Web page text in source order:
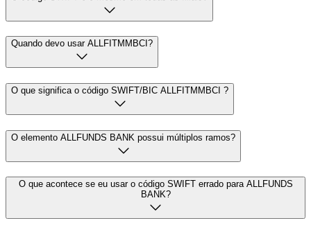
Quando devo usar ALLFITMMBCI?
O que significa o código SWIFT/BIC ALLFITMMBCI ?
O elemento ALLFUNDS BANK possui múltiplos ramos?
O que acontece se eu usar o código SWIFT errado para ALLFUNDS
BANK?